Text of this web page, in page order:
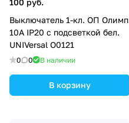
Выключатель 1-кл. ОП Олимп
10А IP20 с подсветкой бел.
UNIVersal О0121
0 0 В наличии
В корзину